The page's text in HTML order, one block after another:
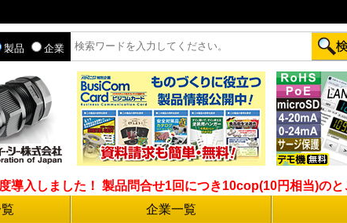
製品 企業
導入しました！ 製品問合せ1回につき10cop(10円相当)の
企業一覧